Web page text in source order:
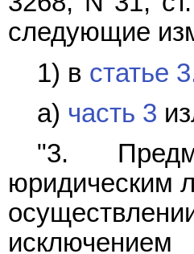
следующие
1) в статье
а) часть 3
"3.
юридическим